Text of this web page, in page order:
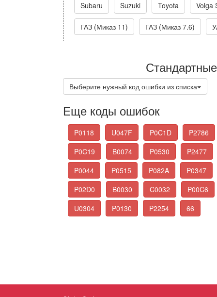
Subaru Suzuki Toyota Volga
ГАЗ (Миказ 11) ГАЗ (Миказ 7.6)
Выберите нужный код ошибки из списка
Еще коды ошибок
P0118 U047F P0C1D
P2786
P0C19
B0074 P0530
P2477
P0044
P0515 P082A
P0347
P02D0
B0030 C0032
P00C6
U0304
P0130 P2254 66